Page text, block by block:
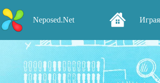
к
сути
Neposed.Net